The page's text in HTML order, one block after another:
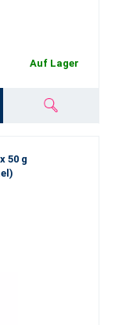
Auf Lager
50 g